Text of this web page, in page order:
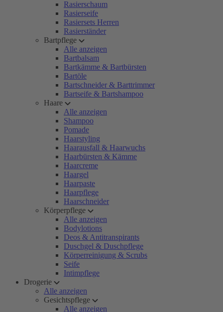
Rasierschaum
Rasierseife
Rasiersets Herren
Rasierständer
Bartpflege
Alle anzeigen
Bartbalsam
Bartkämme & Bartbürsten
Bartöle
Bartschneider & Barttrimmer
Bartseife & Bartshampoo
Haare
Alle anzeigen
Shampoo
Pomade
Haarstyling
Haarausfall & Haarwuchs
Haarbürsten & Kämme
Haarcreme
Haargel
Haarpaste
Haarpflege
Haarschneider
Körperpflege
Alle anzeigen
Bodylotions
Deos & Antitranspirants
Duschgel & Duschpflege
Körperreinigung & Scrubs
Seife
Intimpflege
Drogerie
Alle anzeigen
Gesichtspflege
Alle anzeigen